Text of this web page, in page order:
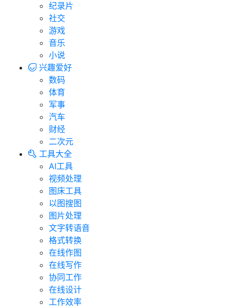
纪录片
社交
游戏
音乐
小说
兴趣爱好
数码
体育
军事
汽车
财经
二次元
工具大全
AI工具
视频处理
图床工具
以图搜图
图片处理
文字转语音
格式转换
在线作图
在线写作
协同工作
在线设计
工作效率